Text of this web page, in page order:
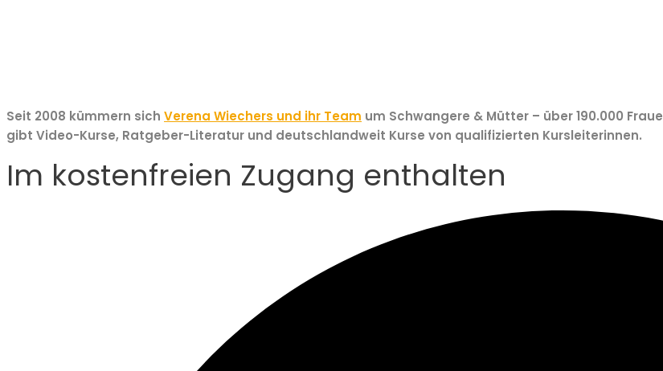
Seit 2008 kümmern sich Verena Wiechers und ihr Team um Schwangere & Mütter – über190.000 Fraue
gibt Video-Kurse, Ratgeber-Literatur und deutschlandweit Kurse von qualifizierten Kursleiterinnen.
Im kostenfreien Zugang enthalten